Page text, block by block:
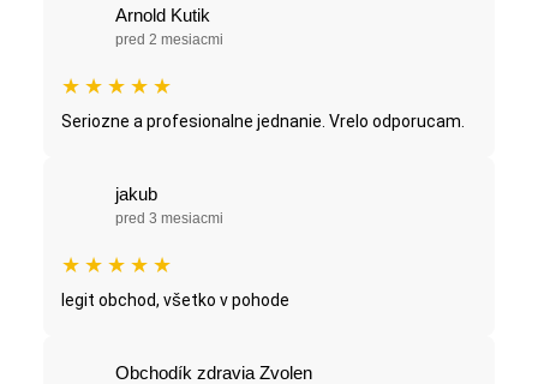
Arnold Kutik
pred 2 mesiacmi
★ ★ ★ ★ ★
Seriozne a profesionalne jednanie. Vrelo odporucam.
jakub
pred 3 mesiacmi
★ ★ ★ ★ ★
legit obchod, všetko v pohode
Obchodík zdravia Zvolen